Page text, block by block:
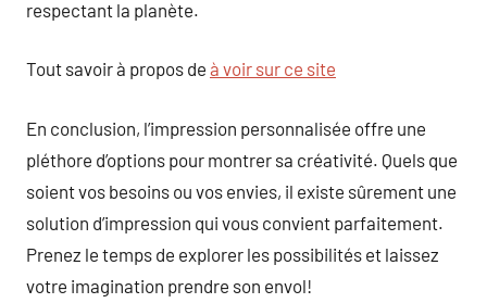
respectant la planète.
Tout savoir à propos de à voir sur ce site
En conclusion, l’impression personnalisée offre une
pléthore d’options pour montrer sa créativité. Quels que
soient vos besoins ou vos envies, il existe sûrement une
solution d’impression qui vous convient parfaitement.
Prenez le temps de explorer les possibilités et laissez
votre imagination prendre son envol!